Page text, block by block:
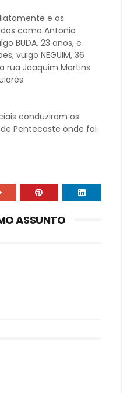
e os
como Antonio
BUDA, 23 anos, e
vulgo NEGUIM, 36
rua Joaquim Martins
conduziram os
Pentecoste onde foi
ASSUNTO